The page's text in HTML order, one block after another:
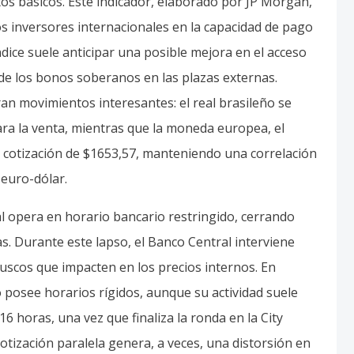
inversores internacionales en la capacidad de pago
suele anticipar una posible mejora en el acceso
los bonos soberanos en las plazas externas.
movimientos interesantes: el real brasileño se
la venta, mientras que la moneda europea, el
de $1653,57, manteniendo una correlación
dólar.
opera en horario bancario restringido, cerrando
Durante este lapso, el Banco Central interviene
que impacten en los precios internos. En
horarios rígidos, aunque su actividad suele
horas, una vez que finaliza la ronda en la City
paralela genera, a veces, una distorsión en